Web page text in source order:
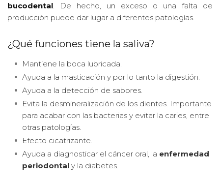
bucodental. De hecho, un exceso o una falta de
producción puede dar lugar a diferentes patologías.
¿Qué funciones tiene la saliva?
Mantiene la boca lubricada.
Ayuda a la masticación y por lo tanto la digestión.
Ayuda a la detección de sabores.
Evita la desmineralización de los dientes. Importante
para acabar con las bacterias y evitar la caries, entre
otras patologías.
Efecto cicatrizante.
Ayuda a diagnosticar el cáncer oral, la enfermedad
periodontal y la diabetes.